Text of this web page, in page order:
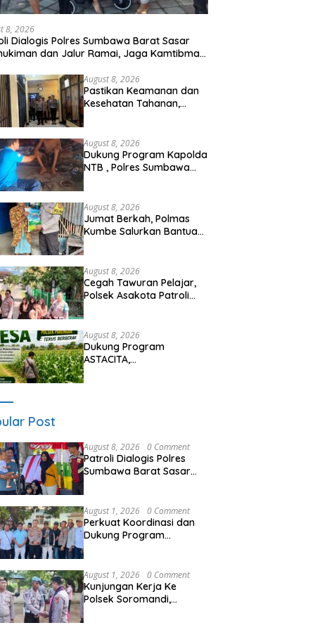
8, 2026
Dialogis Polres Sumbawa Barat Sasar
dan Jalur Ramai, Jaga Kamtibmas
August 8, 2026
Pastikan Keamanan dan
Kesehatan Tahanan,
Rutan Secara Berkala
August 8, 2026
Dukung Program Kapolda
NTB , Polres Sumbawa
di Masyarakat
August 8, 2026
Jumat Berkah, Polmas
Kumbe Salurkan Bantuan
August 8, 2026
Cegah Tawuran Pelajar,
Polsek Asakota Patroli
August 8, 2026
Dukung Program
ASTACITA,
Parengan
Post
August 8, 2026 0 Comment
Patroli Dialogis Polres
Sumbawa Barat Sasar
Tetap Kondusif
August 1, 2026 0 Comment
Perkuat Koordinasi dan
Dukung Program
Silaturahmi Bersama
Pemdes Nggembe
August 1, 2026 0 Comment
Kunjungan Kerja Ke
Polsek Soromandi,